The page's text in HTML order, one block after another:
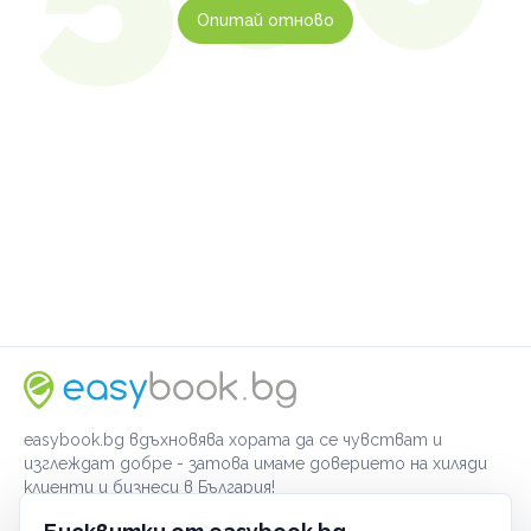
Опитай отново
easybook.bg вдъхновява хората да се чувстват и
изглеждат добре - затова имаме доверието на хиляди
клиенти и бизнеси в България!